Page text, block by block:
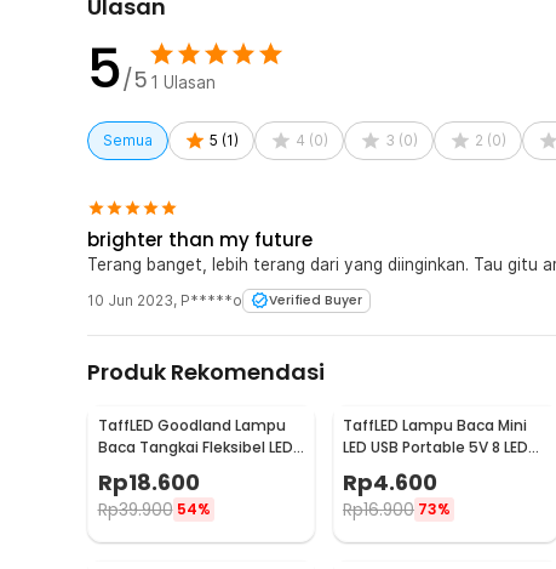
Ulasan
5/5 1 Ulasan
Semua 5 (1 ) 4 (0) 3 (0) 2 (0)
brighter than my future
Terang banget, lebih terang dari yang diinginkan. Tau gitu
10 Jun 2023, P*****o Verified Buyer
Produk Rekomendasi
TaffLED Goodland Lampu
Baca Tangkai Fleksibel LED
USB 1.5W with Switch 28 Led
- LZY-028
Rp18.600
Rp39.900 54%
TaffLED Lampu Baca Mini
LED USB Portable 5V 8 LED
Cool White - SMD 5730
Rp4.600
Rp16.900 73%